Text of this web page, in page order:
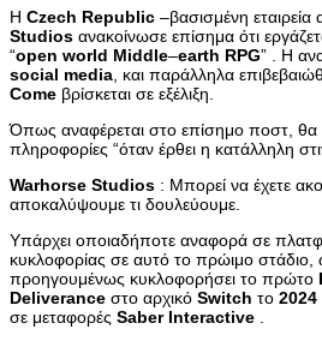
Η Czech Republic –βασισμένη εταιρεία
Studios ανακοίνωσε επίσημα ότι
“open world Middle–earth RPG” . Η
social media , και παράλληλα
Come βρίσκεται σε εξέλιξη.
Όπως αναφέρεται στο επίσημο ποστ, θα
πληροφορίες “όταν έρθει η κατάλληλη
Warhorse Studios : Μπορεί να έχετε
αποκαλύψουμε τι δουλεύουμε.
Υπάρχει οποιαδήποτε αναφορά σε
κυκλοφορίας σε αυτό το πρώιμο
προηγουμένως κυκλοφορήσει το πρώτο
Deliverance στο αρχικό Switch το 2024
σε μεταφορές Saber Interactive